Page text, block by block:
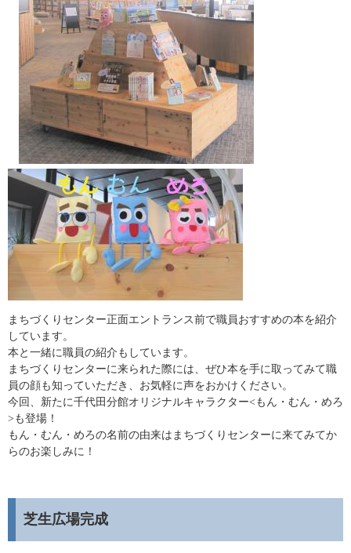
まちづくりセンター正面エントランス前で職員おすすめの本を紹介
しています。
本と一緒に職員の紹介もしています。
まちづくりセンターに来られた際には、ぜひ本を手に取ってみて職
員の顔も知っていただき、お気軽に声をおかけください。
今回、新たに千代田分館オリジナルキャラクター<もん・むん・めろ
>も登場！
もん・むん・めろの名前の由来はまちづくりセンターに来てみてか
らのお楽しみに！
芝生広場完成